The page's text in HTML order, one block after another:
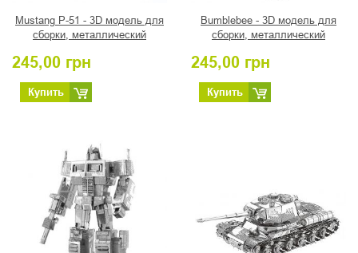
Mustang P-51 - 3D модель для
сборки, металлический
245,00 грн
Купить
Bumblebee - 3D модель для
сборки, металлический
245,00 грн
Купить